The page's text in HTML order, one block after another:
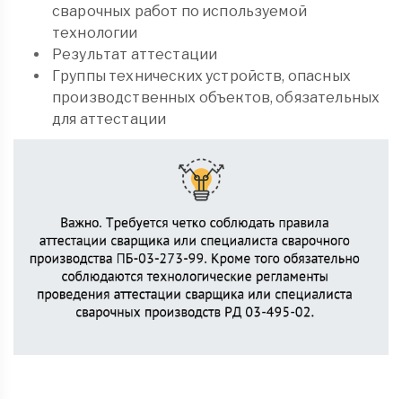
сварочных работ по используемой
технологии
Результат аттестации
Группы технических устройств, опасных
производственных объектов, обязательных
для аттестации